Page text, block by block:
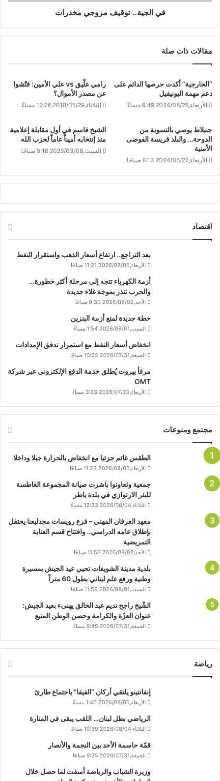
في الجية.. توقيف مروجي مخدرات
مقالات ذات صلة
“الخارجية” أكدت حرصها الدائم على
دعم مهمة اليونيفيل
الأربعاء,2024/08/28 9:49 مساءً
رامي علّيق vs علي الأمين: فتّشوا
عن مصدر الأموال؟
الثلاثاء,2018/05/29 12:26 مساءً
جنبلاط يوصي بالتسوية من
الدوحة… والبلد فريسة الفوضى
الأمنية
الأربعاء,2024/05/22 8:13 صباحًا
الشيخ قاسم في أول مقابلة إعلامية
منذ إنتخابه أميناً عاماً لحزب الله
السبت,2025/03/08 9:16 صباحًا
اقتصاد
بعد التراجع.. ارتفاع أسعار الذهب واستقرار النفط
الأربعاء,2026/08/05 11:21 صباحًا
أزمة الكهرباء تتجه إلى مرحلة أكثر خطورة…
والحرب تنذر بموجة غلاء جديدة
الأحد,2026/08/02 9:30 صباحًا
خطة جديدة لمنع أزمة البنزين
السبت,2026/08/01 1:54 مساءً
انخفاض أسعار النفط مع استمرار تدفق الإمدادات
الجمعة,2026/07/31 10:22 صباحًا
مرفأ بيروت يُطلق خدمة الدفع الإلكتروني عبر شركة
OMT
الأربعاء,2026/07/29 3:23 مساءً
مجتمع ومنوعات
الطقس غائم جزئيا مع انخفاض بالحرارة جبلا وداخلا
الأربعاء,2026/08/05 11:23 صباحًا
جمعية وتعاونوا باشرت صيانة المجموعة الغاطسة
للبئر الارتوازي في بلدة ياطر
الثلاثاء,2026/08/04 12:23 مساءً
معهد العرفان المهني – فرع رويسات مجدلبعنا يحتفل
بإطلاق عامه الدراسي.. وافتتاح قسم العناية
التمريضية
الأحد,2026/08/02 11:56 صباحًا
بلدية مدينة الشويفات تحيي عيد الجيش بمسيرة
وطنية ورفع علم لبناني بطول 60 متراً
السبت,2026/08/01 11:59 صباحًا
الشّيخ راجح نديم عبد الخالق يهنىء بعيد الجيش:
عنوان العزّة والكرامة وحصن الوطن المنيع
الجمعة,2026/07/31 9:45 مساءً
رياضة
إنفانتينو يلتقي أركان “الفيفا” باجتماع طارئ
الأربعاء,2026/08/05 1:40 مساءً
الرياضي بطل لبنان… اللقب يبقى في المنارة
الثلاثاء,2026/08/04 10:39 صباحًا
قمّة حاسمة الأحد بين النجمة والأنصار
الجمعة,2026/07/31 9:25 صباحًا
وزيرة الشباب والرياضة أسفت لما حصل خلال